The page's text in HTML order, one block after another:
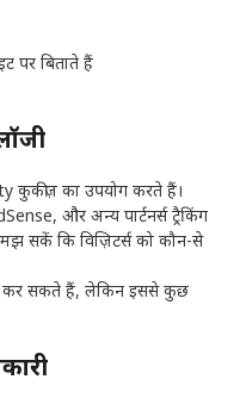
पर बिताते हैं
कुकीज़ का उपयोग करते हैं।
और अन्य पार्टनर्स ट्रैकिंग
सकें कि विज़िटर्स को कौन-से
कर सकते हैं, लेकिन इससे कुछ